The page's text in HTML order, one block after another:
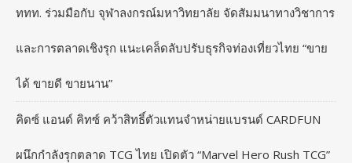
ททท. ร่วมมือกับ จุฬาลงกรณ์มหาวิทยาลัย จัดสัมมนาทางวิชาการ
และการตลาดเชิงรุก แนะเคล็ดลับปรับธุรกิจท่องเที่ยวไทย “ขาย
ได้ ขายดี ขายนาน”
คิดซ์ แอนด์ คิทซ์ คว้าสิทธิ์ตัวแทนจำหน่ายแบรนด์ CARDFUN
ผนึกกำลังรุกตลาด TCG ไทย เปิดตัว “Marvel Hero Rush TCG”